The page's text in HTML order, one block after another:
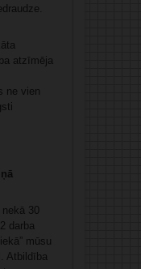
atzīmēja
ne vien
30
darba
mūsu
Atbildība